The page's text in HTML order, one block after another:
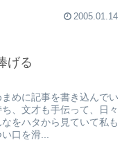
2005.01.14
げる
めに記事を書き込んでい
、文才も手伝って、日々
をハタから見ていて私も
口を滑...